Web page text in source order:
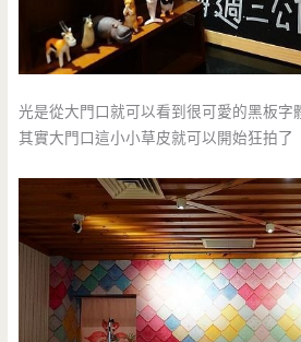
光是從大門口就可以看到很可愛的黑板字
其實大門口這小小草皮就可以開始狂拍了